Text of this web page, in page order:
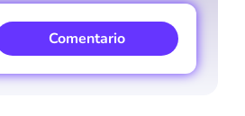
Comentario